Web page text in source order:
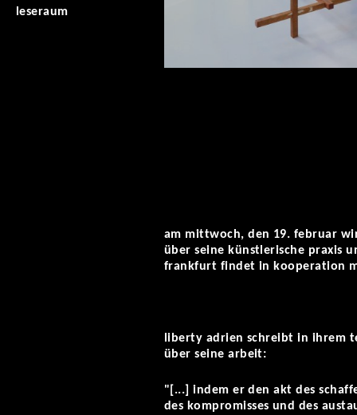
leseraum
am mittwoch, den 19. februar
über seine künstlerische praxis
frankfurt findet in kooperation
liberty adrien schreibt in ihrem
über seine arbeit:
"[...] indem er den akt des
des kompromisses und des